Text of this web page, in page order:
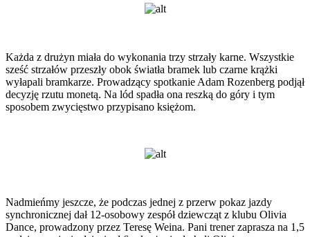
Każda z drużyn miała do wykonania trzy strzały karne. Wszystkie
sześć strzałów przeszły obok światła bramek lub czarne krążki
wyłapali bramkarze. Prowadzący spotkanie Adam Rozenberg podjął
decyzję rzutu monetą. Na lód spadła ona reszką do góry i tym
sposobem zwycięstwo przypisano księżom.
Nadmieńmy jeszcze, że podczas jednej z przerw pokaz jazdy
synchronicznej dał 12-osobowy zespół dziewcząt z klubu Olivia
Dance, prowadzony przez Teresę Weina. Pani trener zaprasza na 1,5